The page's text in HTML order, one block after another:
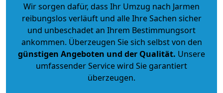
Wir sorgen dafür, dass Ihr Umzug nach Jarmen
reibungslos verläuft und alle Ihre Sachen sicher
und unbeschadet an Ihrem Bestimmungsort
ankommen. Überzeugen Sie sich selbst von den
günstigen Angeboten und der Qualität. Unsere
umfassender Service wird Sie garantiert
überzeugen.